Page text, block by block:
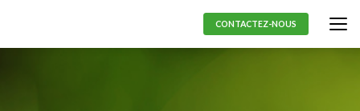
CONTACTEZ-NOUS